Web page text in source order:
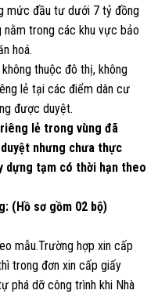
mức đầu tư dưới 7 tỷ đồng
nằm trong các khu vực bảo
hoá.
thuộc đô thị, không
lẻ tại các điểm dân cư
được duyệt.
lẻ trong vùng đã
nhưng chưa thực
dựng tạm có thời hạn theo
(Hồ sơ gồm 02 bộ)
mẫu.Trường hợp xin cấp
trong đơn xin cấp giấy
phá dỡ công trình khi Nhà